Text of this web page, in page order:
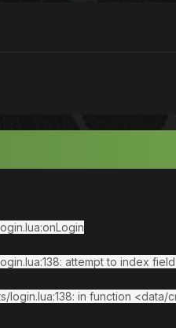
attempt to index
in function <data/